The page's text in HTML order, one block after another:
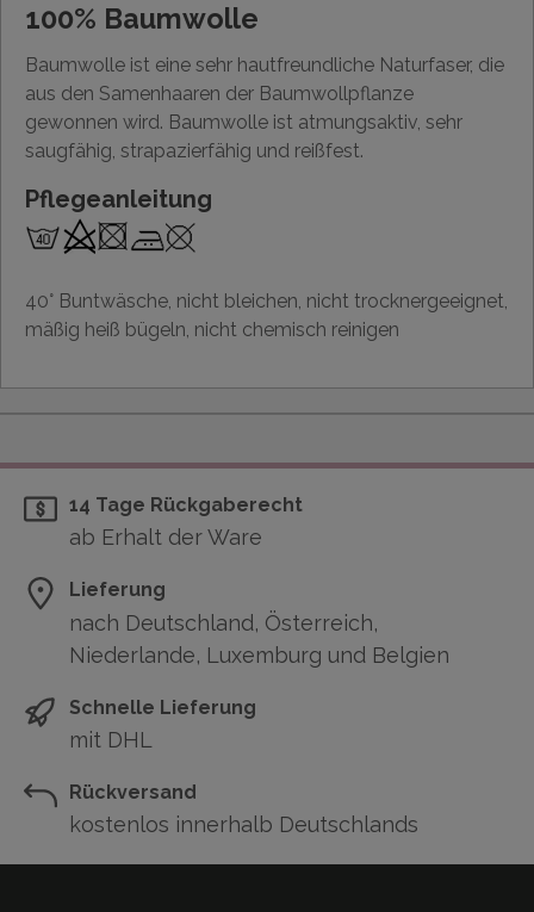
100% Baumwolle
Baumwolle ist eine sehr hautfreundliche Naturfaser, die
aus den Samenhaaren der Baumwollpflanze
gewonnen wird. Baumwolle ist atmungsaktiv, sehr
saugfähig, strapazierfähig und reißfest.
Pflegeanleitung
40° Buntwäsche, nicht bleichen, nicht trocknergeeignet,
mäßig heiß bügeln, nicht chemisch reinigen
14 Tage Rückgaberecht
ab Erhalt der Ware
Lieferung
nach Deutschland, Österreich,
Niederlande, Luxemburg und Belgien
Schnelle Lieferung
mit DHL
Rückversand
kostenlos innerhalb Deutschlands